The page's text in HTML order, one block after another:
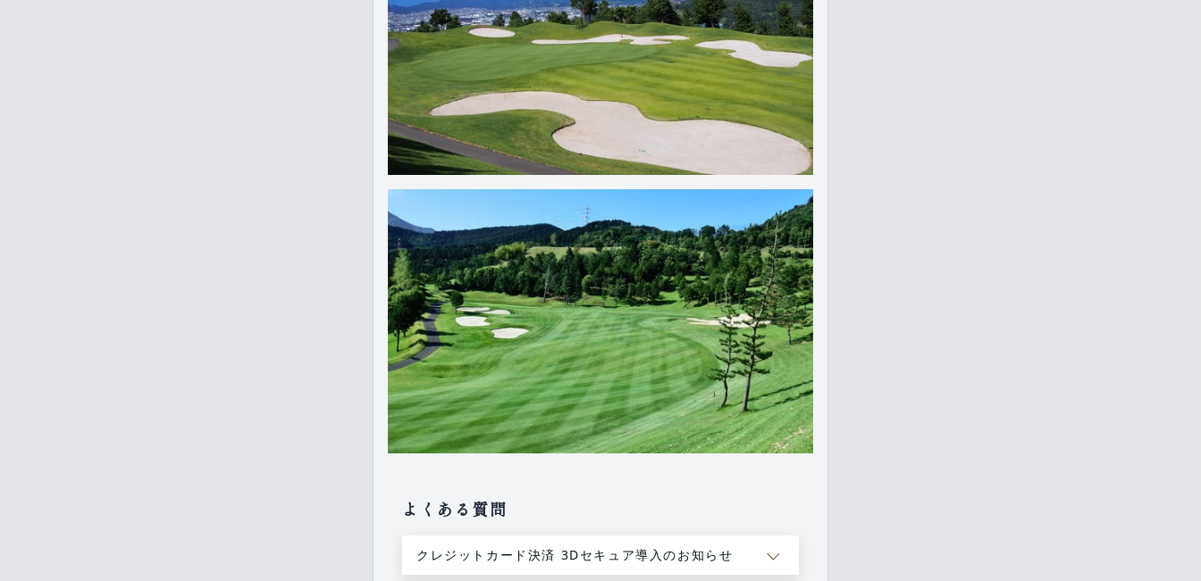
よくある質問
クレジットカード決済 3Dセキュア導入のお知らせ